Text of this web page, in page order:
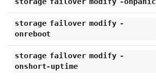
storage failover modify -
onreboot
storage failover modify -
onshort-uptime